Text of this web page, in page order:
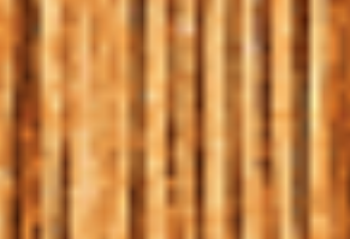
LÚPULO TAMBÉM FAZ BEM À SAÚDE
24 | NOV | 2017